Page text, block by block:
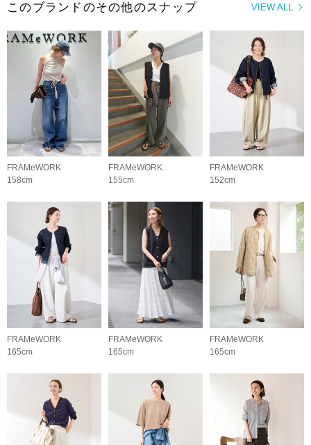
VIEW ALL
このブランドのその他のスナップ
FRAMeWORK
158cm
FRAMeWORK
155cm
FRAMeWORK
152cm
FRAMeWORK
165cm
FRAMeWORK
165cm
FRAMeWORK
165cm